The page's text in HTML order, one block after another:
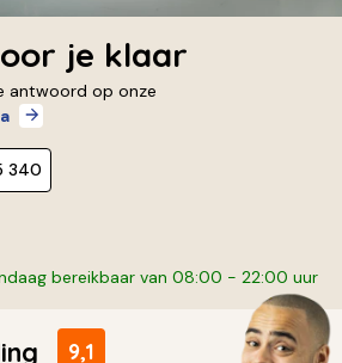
je klaar
antwoord op onze
340
bereikbaar van 08:00 - 22:00 uur
9,1